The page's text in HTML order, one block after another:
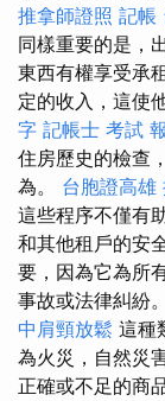
推拿師證照 記帳
同樣重要的是，
東西有權享受承
定的收入，這使
字 記帳士 考試
住房歷史的檢查
為。 台胞證高雄
這些程序不僅有
和其他租戶的安
要，因為它為所
事故或法律糾紛。
中肩頸放鬆 這種
為火災，自然災
正確或不足的商